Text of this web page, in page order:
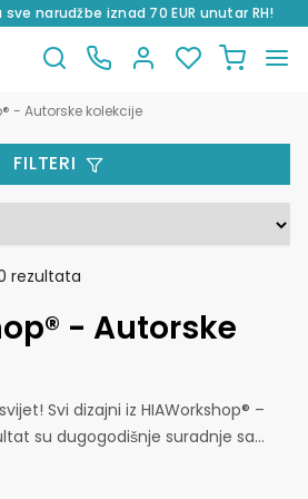
narudžbe iznad 70 EUR unutar RH!
- Autorske kolekcije
rezultata
popularnosti
- Autorske
Svi dizajni iz HIAWorkshop® –
su dugogodišnje suradnje sa
su ručno naslikane
od elemenata je potom
ovakav dizajn jednostavno nećete
drugog dobavljača!
FILTERI